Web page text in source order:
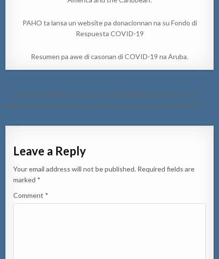
PAHO ta lansa un website pa donacionnan na su Fondo di
Respuesta COVID-19
Resumen pa awe di casonan di COVID-19 na Aruba.
Post
navigation
← 42 Luna di prison pa grupo cu a importa lote grandi di cocaina
Bus di Arubus a daña riba caminda principal y tabata stroba trafico →
Leave a Reply
Your email address will not be published. Required fields are
marked *
Comment *